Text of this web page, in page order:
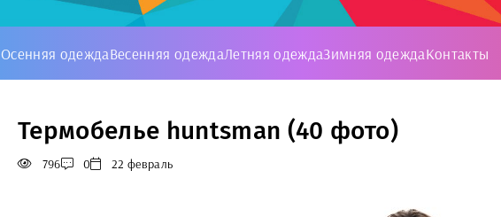
Осенняя одеждаВесенняя одеждаЛетняя одеждаЗимняя одеждаКонтакты
Термобелье huntsman (40 фото)
796 0 22 февраль